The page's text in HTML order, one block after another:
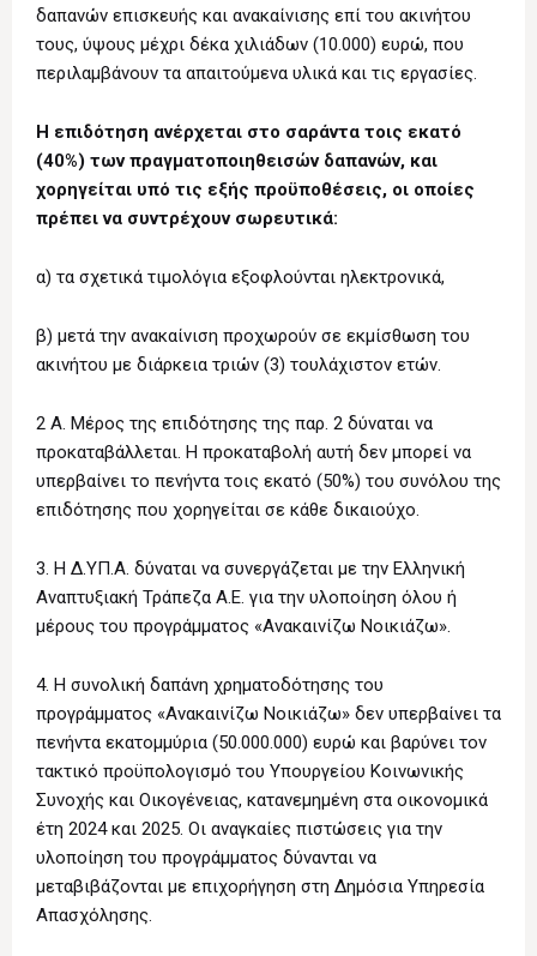
δαπανών επισκευής και ανακαίνισης επί του ακινήτου
τους, ύψους μέχρι δέκα χιλιάδων (10.000) ευρώ, που
περιλαμβάνουν τα απαιτούμενα υλικά και τις εργασίες.
Η επιδότηση ανέρχεται στο σαράντα τοις εκατό
(40%) των πραγματοποιηθεισών δαπανών, και
χορηγείται υπό τις εξής προϋποθέσεις, οι οποίες
πρέπει να συντρέχουν σωρευτικά:
α) τα σχετικά τιμολόγια εξοφλούνται ηλεκτρονικά,
β) μετά την ανακαίνιση προχωρούν σε εκμίσθωση του
ακινήτου με διάρκεια τριών (3) τουλάχιστον ετών.
2 Α. Μέρος της επιδότησης της παρ. 2 δύναται να
προκαταβάλλεται. Η προκαταβολή αυτή δεν μπορεί να
υπερβαίνει το πενήντα τοις εκατό (50%) του συνόλου της
επιδότησης που χορηγείται σε κάθε δικαιούχο.
3. Η Δ.ΥΠ.Α. δύναται να συνεργάζεται με την Ελληνική
Αναπτυξιακή Τράπεζα Α.Ε. για την υλοποίηση όλου ή
μέρους του προγράμματος «Ανακαινίζω Νοικιάζω».
4. Η συνολική δαπάνη χρηματοδότησης του
προγράμματος «Ανακαινίζω Νοικιάζω» δεν υπερβαίνει τα
πενήντα εκατομμύρια (50.000.000) ευρώ και βαρύνει τον
τακτικό προϋπολογισμό του Υπουργείου Κοινωνικής
Συνοχής και Οικογένειας, κατανεμημένη στα οικονομικά
έτη 2024 και 2025. Οι αναγκαίες πιστώσεις για την
υλοποίηση του προγράμματος δύνανται να
μεταβιβάζονται με επιχορήγηση στη Δημόσια Υπηρεσία
Απασχόλησης.